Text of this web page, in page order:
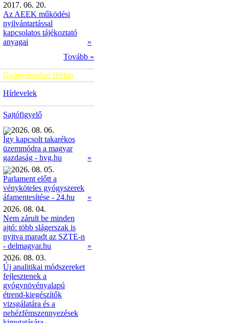
2017. 06. 20.
Az AEEK működési
nyilvántartással
kapcsolatos tájékoztató
anyagai
»
Tovább »
Gyógyszerészi Hírlap
Hírlevelek
Sajtófigyelő
2026. 08. 06.
Így kapcsolt takarékos
üzemmódra a magyar
gazdaság - hvg.hu
»
2026. 08. 05.
Parlament előtt a
vényköteles gyógyszerek
áfamentesítése - 24.hu
»
2026. 08. 04.
Nem zárult be minden
ajtó: több slágerszak is
nyitva maradt az SZTE-n
- delmagyar.hu
»
2026. 08. 03.
Új analitikai módszereket
fejlesztenek a
gyógynövényalapú
étrend-kiegészítők
vizsgálatára és a
nehézfémszennyezések